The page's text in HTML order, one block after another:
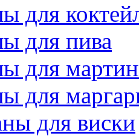
для
для пива
для
для
для виски